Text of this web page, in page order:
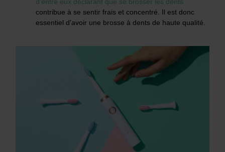
d'entre eux déclarant que se brosser les dents
contribue à se sentir frais et concentré. Il est donc
essentiel d'avoir une brosse à dents de haute qualité.